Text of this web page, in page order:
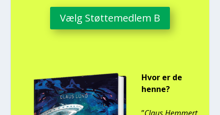
Vælg Støt­te­med­lem B
Hvor er de
hen­ne?